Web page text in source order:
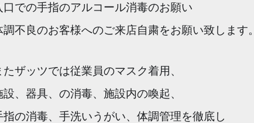
口での手指のアルコール消毒のお願い
調不良のお客様へのご来店自粛をお願い致します。
たザッツでは従業員のマスク着用、
設、器具、の消毒、施設内の喚起、
指の消毒、手洗いうがい、 体調管理を徹底し